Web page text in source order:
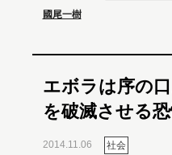
國尾一樹
エボラは序の
を破滅させる
2014.11.06 社会